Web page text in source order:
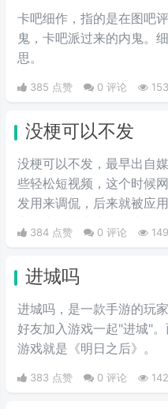
卡吧细作，指的是在图吧
鬼，卡吧派过来的内鬼。
思。
385 点赞 0 评论
没梗可以不发
没梗可以不发，最早出自
些轻松短视频，这个时候
发用来调侃，后来就被应
主身上，其实这句话也不
意味。“解梗博主”的嘲讽
破梗、旧梗来敷衍了事，
句“没梗可以不发”。
384 点赞 0 评论
进城吗
进城吗，是一款手游的玩
好友加入游戏一起"进城"
游戏就是《明日之后》。
383 点赞 0 评论